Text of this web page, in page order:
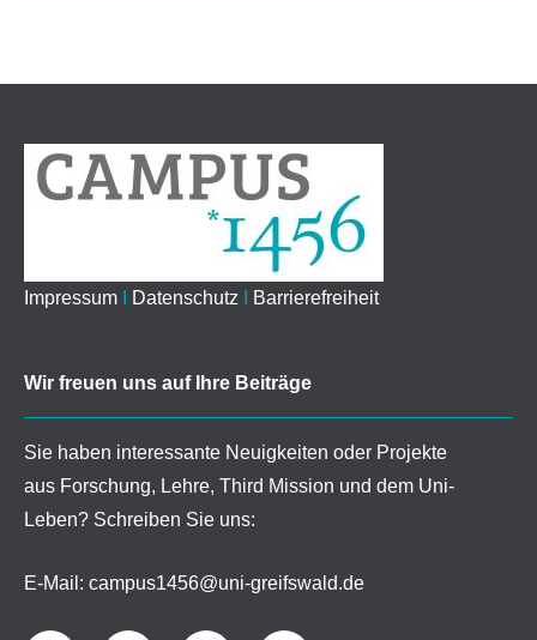
Impressum Datenschutz Barrierefreiheit
Wir freuen uns auf Ihre Beiträge
Sie haben interessante Neuigkeiten oder Projekte
aus Forschung, Lehre, Third Mission und dem Uni-
Leben? Schreiben Sie uns:
E-Mail: campus1456@uni-greifswald.de